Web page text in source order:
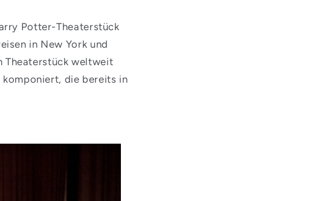
Potter-Theaterstück
in New York und
Theaterstück weltweit
komponiert, die bereits in